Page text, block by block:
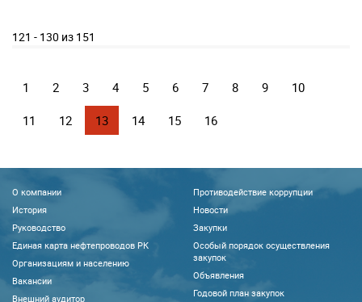
121 - 130 из 151
1 2 3 4 5 6 7 8 9 10
11 12 13 14 15 16
О компании
История
Руководство
Единая карта нефтепроводов РК
Организациям и населению
Вакансии
Внешний аудитор
Противодействие коррупции
Новости
Закупки
Особый порядок осуществления
закупок
Объявления
Годовой план закупок